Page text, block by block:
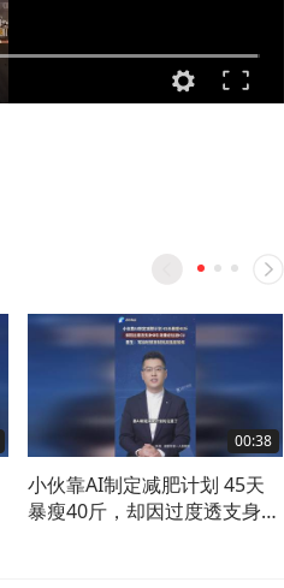
00:38
小伙靠AI制定减肥计划 45天
暴瘦40斤，却因过度透支身体